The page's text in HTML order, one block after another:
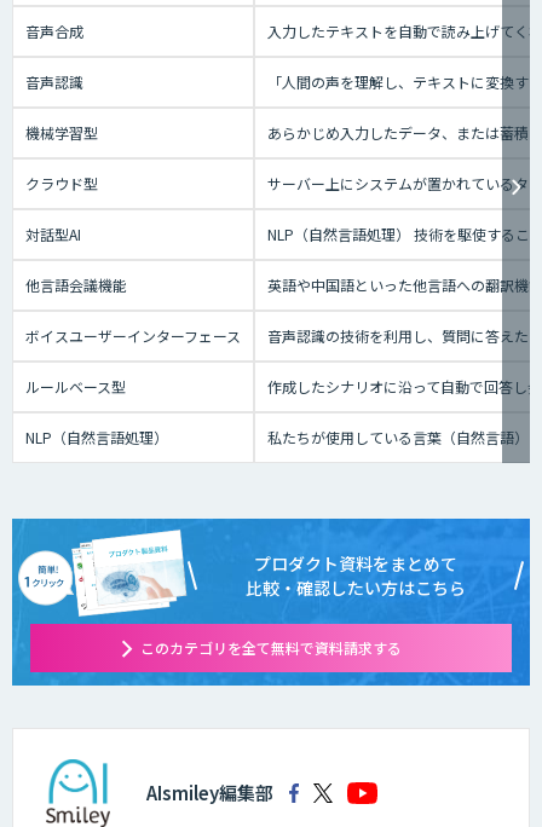
音声合成 入力したテキストを自動で読み上げてく
音声認識 「人間の声を理解し、テキストに変換
機械学習型 あらかじめ入力したデータ、または蓄積
クラウド型 サーバー上にシステムが置かれているタ
対話型AI NLP（自然言語処理） 技術を駆使するこ
他言語会議機能 英語や中国語といった他言語への翻訳機
ボイスユーザーインターフェース 音声認識の技術を利用し、質問に答えた
ルールベース型 作成したシナリオに沿って自動で回答し
NLP（自然言語処理） 私たちが使用している言葉（自然言語）
プロダクト資料をまとめて
比較・確認したい方はこちら
このカテゴリを全て無料で資料請求する
AIsmiley編集部